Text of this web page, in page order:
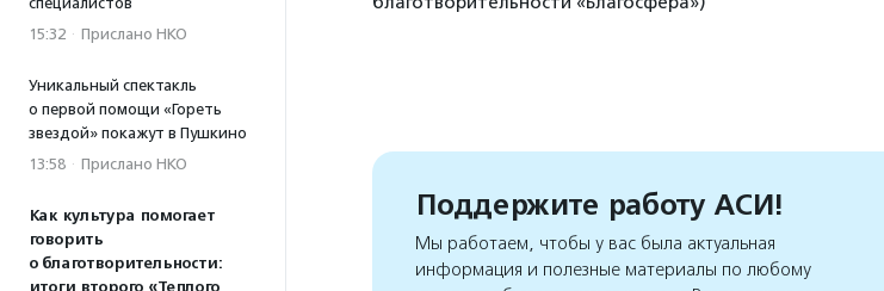
15:32 · Прислано НКО
Уникальный спектакль
о первой помощи «Гореть
звездой» покажут в Пушкино
13:58 · Прислано НКО
Как культура помогает
говорить
о благотворительности:
Поддержите работу АСИ!
Мы работаем, чтобы у вас была актуальная
информация и полезные материалы по любому